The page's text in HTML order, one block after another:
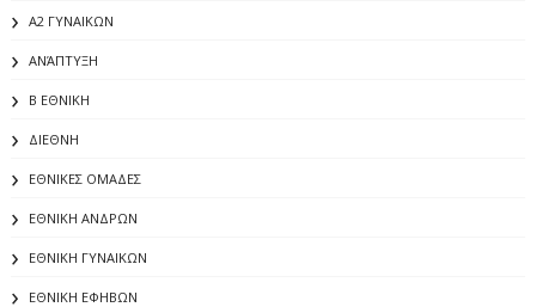
Α2 ΓΥΝΑΙΚΩΝ
ΑΝΆΠΤΥΞΗ
Β ΕΘΝΙΚΗ
ΔΙΕΘΝΗ
ΕΘΝΙΚΕΣ ΟΜΑΔΕΣ
ΕΘΝΙΚΗ ΑΝΔΡΩΝ
ΕΘΝΙΚΗ ΓΥΝΑΙΚΩΝ
ΕΘΝΙΚΗ ΕΦΗΒΩΝ